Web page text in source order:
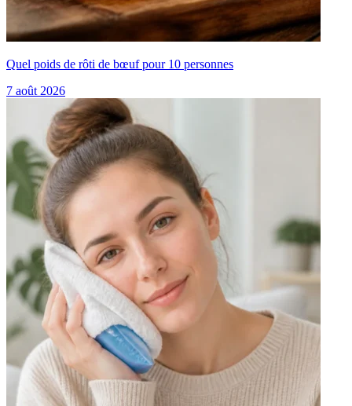
Quel poids de rôti de bœuf pour 10 personnes
7 août 2026